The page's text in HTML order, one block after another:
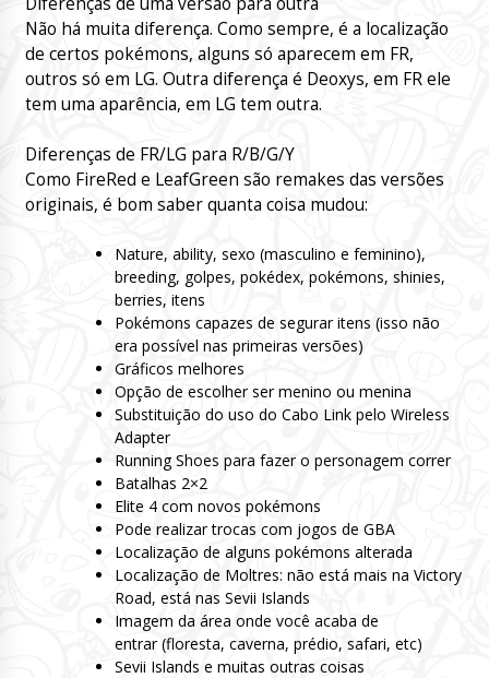
Não há muita diferença. Como sempre, é a localização
de certos pokémons, alguns só aparecem em FR,
outros só em LG. Outra diferença é Deoxys, em FR ele
tem uma aparência, em LG tem outra.
Diferenças de FR/LG para R/B/G/Y
Como FireRed e LeafGreen são remakes das versões
originais, é bom saber quanta coisa mudou:
Nature, ability, sexo (masculino e feminino),
breeding, golpes, pokédex, pokémons, shinies,
berries, itens
Pokémons capazes de segurar itens (isso não
era possível nas primeiras versões)
Gráficos melhores
Opção de escolher ser menino ou menina
Substituição do uso do Cabo Link pelo Wireless
Adapter
Running Shoes para fazer o personagem correr
Batalhas 2×2
Elite 4 com novos pokémons
Pode realizar trocas com jogos de GBA
Localização de alguns pokémons alterada
Localização de Moltres: não está mais na Victory
Road, está nas Sevii Islands
Imagem da área onde você acaba de
entrar (floresta, caverna, prédio, safari, etc)
Sevii Islands e muitas outras coisas